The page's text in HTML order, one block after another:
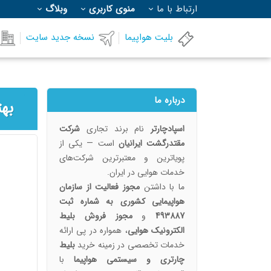
بلیت هواپیما نسخه جدید سایت
ارتباط با ما منوی کاربری وبلاگ
درباره ما
اسپادچارتر نام برند تجاری شرکت
مقتدرگشت ایرانیان است — یکی از
پویا‌ترین و معتبرترین شرکت‌های
خدمات هوایی در ایران.
ما با داشتن مجوز فعالیت از سازمان
هواپیمایی کشوری به شماره ثبت
493887 ومجوز فروش بلیط
الکترونیک هوایی، همواره در پی ارائه
خدمات تخصصی در زمینه خرید بلیط
چارتری و سیستمی هواپیما با